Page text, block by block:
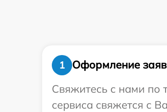
1
Оформление
Свяжитесь с нами по
сервиса свяжется с